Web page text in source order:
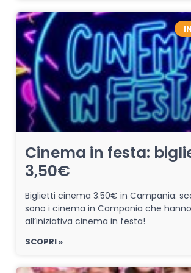
Cinema in festa:
3,50€
Biglietti cinema 3.50€ in Campania:
sono i cinema in Campania che
all’iniziativa cinema in festa!
SCOPRI »